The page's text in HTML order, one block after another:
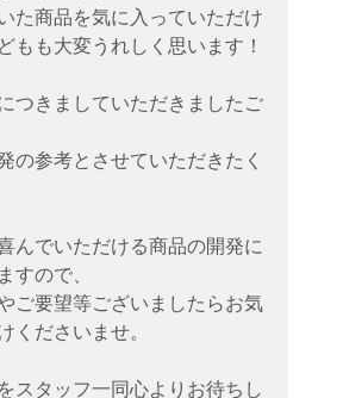
た商品を気に入っていただけ
もも大変うれしく思います！
つきましていただきましたご
の参考とさせていただきたく
んでいただける商品の開発に
すので、
ご要望等ございましたらお気
くださいませ。
スタッフ一同心よりお待ちし